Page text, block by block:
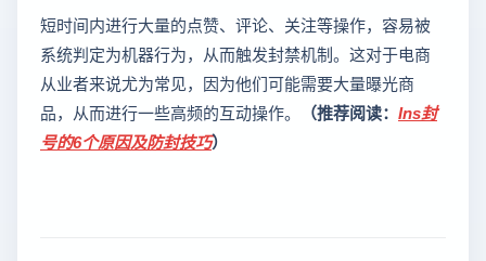
短时间内进行大量的点赞、评论、关注等操作，容易被
系统判定为机器行为，从而触发封禁机制。这对于电商
从业者来说尤为常见，因为他们可能需要大量曝光商
品，从而进行一些高频的互动操作。
（推荐阅读： Ins封
号的6个原因及防封技巧）